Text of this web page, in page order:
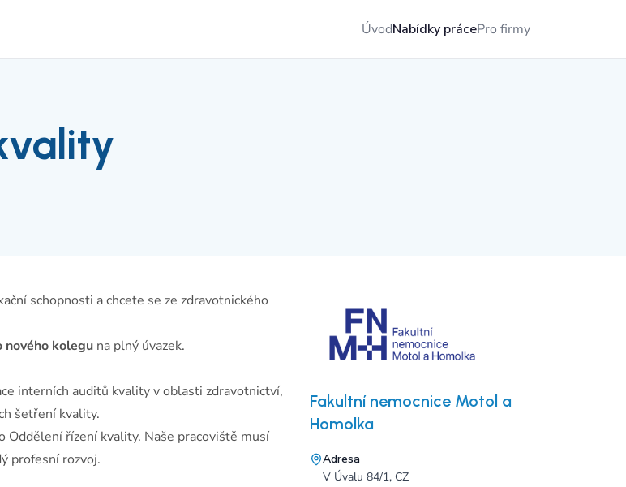
ÚvodNabídky prácePro firmy
schopnosti a chcete se ze zdravotnického
nového kolegu na plný úvazek.
interních auditů kvality v oblasti zdravotnictví,
šetření kvality.
Oddělení řízení kvality. Naše pracoviště musí
profesní rozvoj.
Fakultní nemocnice Motol a
Homolka
Adresa
V Úvalu 84/1, CZ